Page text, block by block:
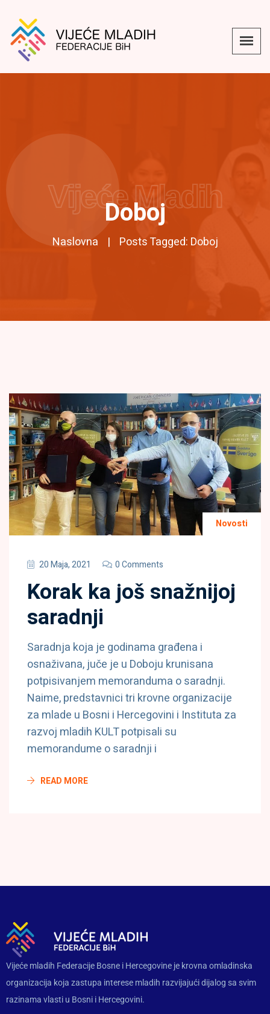
Doboj
Naslovna Posts Tagged: Doboj
Vijeće Mladih
Novosti
20 Maja, 2021 0 Comments
Korak ka još snažnijoj
saradnji
Saradnja koja je godinama građena i
osnaživana, juče je u Doboju krunisana
potpisivanjem memoranduma o saradnji.
Naime, predstavnici tri krovne organizacije
za mlade u Bosni i Hercegovini i Instituta za
razvoj mladih KULT potpisali su
memorandume o saradnji i
READ MORE
Vijeće mladih Federacije Bosne i Hercegovine je krovna omladinska
organizacija koja zastupa interese mladih razvijajući dijalog sa svim
razinama vlasti u Bosni i Hercegovini.